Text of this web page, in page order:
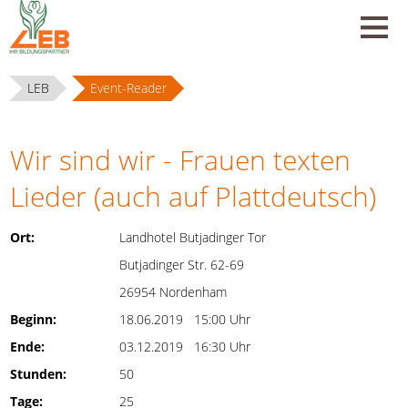
LEB Event-Reader
Wir sind wir - Frauen texten
Lieder (auch auf Plattdeutsch)
Ort:
Landhotel Butjadinger Tor
Butjadinger Str. 62-69
26954 Nordenham
Beginn:
18.06.2019 15:00 Uhr
Ende:
03.12.2019 16:30 Uhr
Stunden:
50
Tage:
25